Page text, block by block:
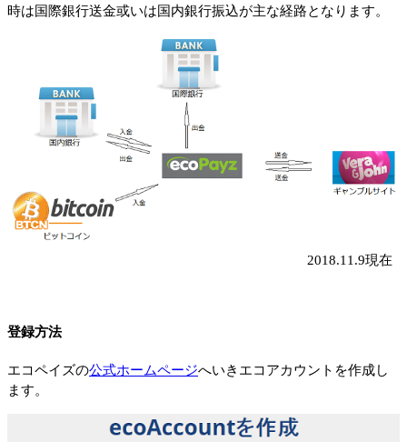
時は国際銀行送金或いは国内銀行振込が主な経路となります。
2018.11.9現在
登録方法
エコペイズの公式ホームページへいきエコアカウントを作成し
ます。